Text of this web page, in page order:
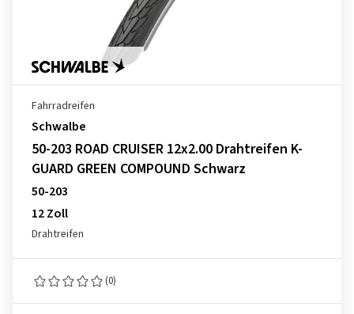
Fahrradreifen
Schwalbe
50-203 ROAD CRUISER 12x2.00 Drahtreifen K-
GUARD GREEN COMPOUND Schwarz
50-203
12 Zoll
Drahtreifen
(0)